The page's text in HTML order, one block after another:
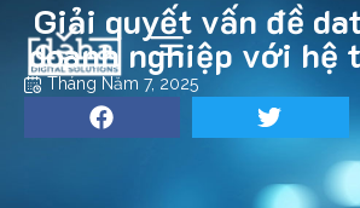
Giải quyết vấn đề
doanh nghiệp với hệ
Tháng Năm 7, 2025